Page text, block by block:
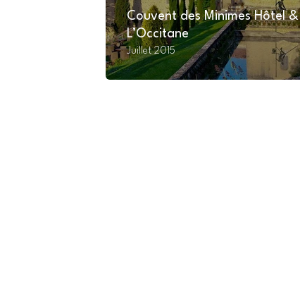
Couvent des Minimes Hôtel &
L’Occitane
Juillet 2015